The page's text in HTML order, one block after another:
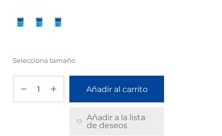
Selecciona tamaño
Añadir al carrito
Añadir a la lista
de deseos